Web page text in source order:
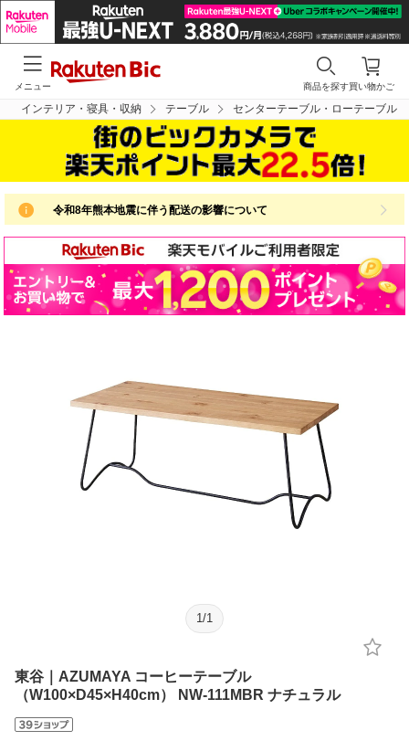
買い物かご
商品を探す
メニュー
インテリア・寝具・収納 テーブル センターテーブル・ローテーブル
令和8年熊本地震に伴う配送の影響について
1 /1
東谷｜AZUMAYA コーヒーテーブル
（W100×D45×H40cm） NW-111MBR ナチュラル